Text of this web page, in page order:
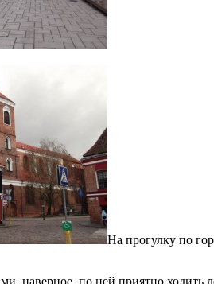
На прогулку по
наверное, по ней приятно ходить